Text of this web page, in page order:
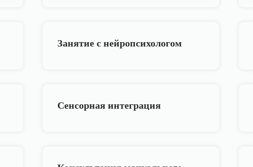
Занятие с нейропсихологом
Сенсорная интеграция